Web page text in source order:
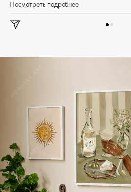
Посмотреть подробнее